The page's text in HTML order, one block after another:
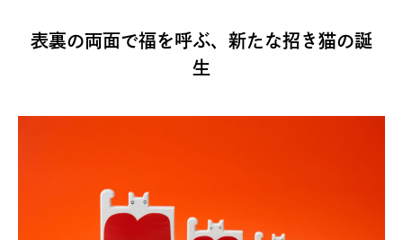
表裏の両面で福を呼ぶ、新たな招き猫の誕
生